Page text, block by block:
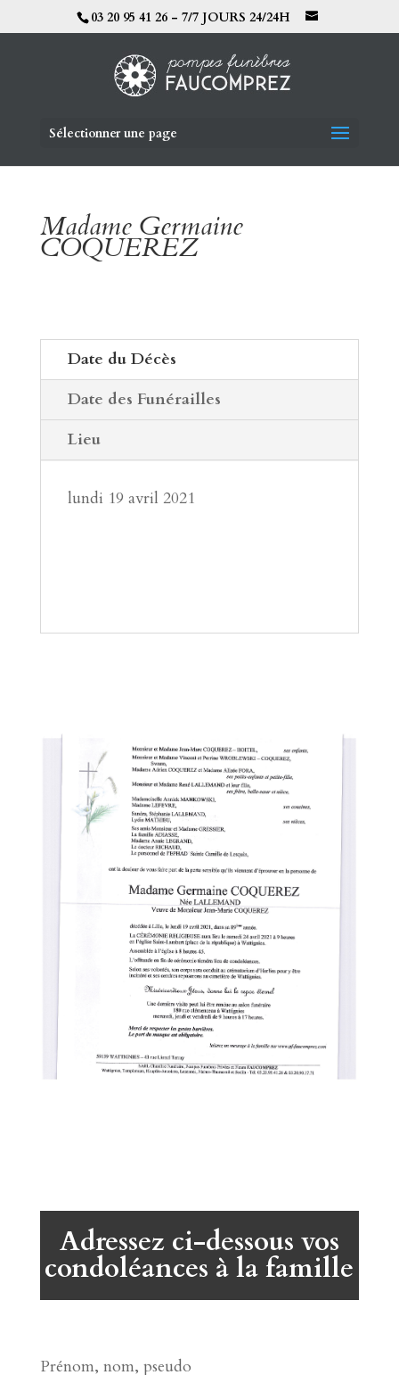
03 20 95 41 26 - 7/7 JOURS 24/24H
Sélectionner une page
Madame Germaine
COQUEREZ
Date du Décès
Date des Funérailles
Lieu
lundi 19 avril 2021
Adressez ci-dessous vos
condoléances à la famille
Prénom, nom, pseudo